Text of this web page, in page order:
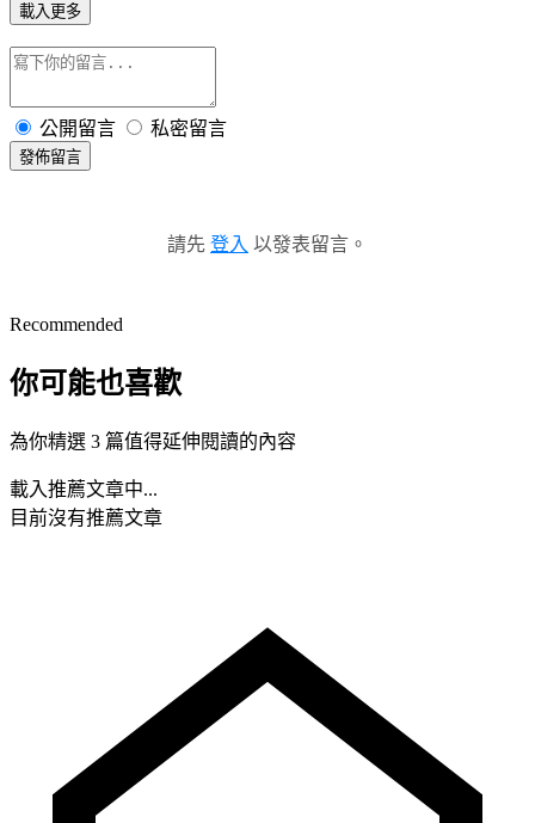
載入更多
公開留言 私密留言
發佈留言
請先 登入 以發表留言。
Recommended
你可能也喜歡
為你精選 3 篇值得延伸閱讀的內容
載入推薦文章中...
目前沒有推薦文章